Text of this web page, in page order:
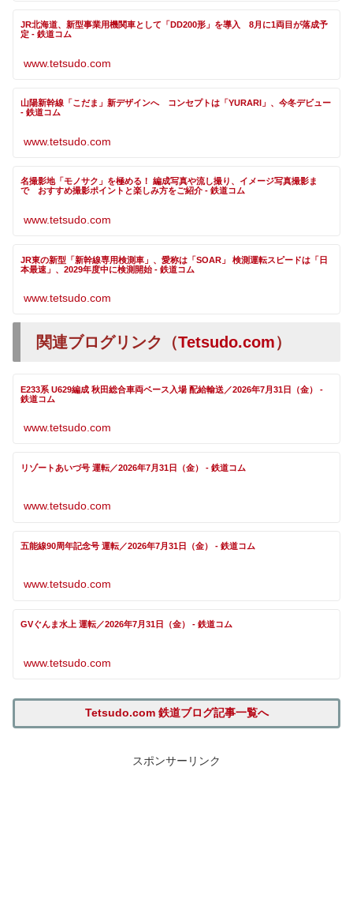
JR北海道、新型事業用機関車として「DD200形」を導入 8月に1両目が落成予
定 - 鉄道コム
www.tetsudo.com
山陽新幹線「こだま」新デザインへ コンセプトは「YURARI」、今冬デビュー
- 鉄道コム
www.tetsudo.com
名撮影地「モノサク」を極める！ 編成写真や流し撮り、イメージ写真撮影ま
で おすすめ撮影ポイントと楽しみ方をご紹介 - 鉄道コム
www.tetsudo.com
JR東の新型「新幹線専用検測車」、愛称は「SOAR」 検測運転スピードは「日
本最速」、2029年度中に検測開始 - 鉄道コム
www.tetsudo.com
関連ブログリンク（Tetsudo.com）
E233系 U629編成 秋田総合車両ベース入場 配給輸送／2026年7月31日（金） -
鉄道コム
www.tetsudo.com
リゾートあいづ号 運転／2026年7月31日（金） - 鉄道コム
www.tetsudo.com
五能線90周年記念号 運転／2026年7月31日（金） - 鉄道コム
www.tetsudo.com
GVぐんま水上 運転／2026年7月31日（金） - 鉄道コム
www.tetsudo.com
Tetsudo.com 鉄道ブログ記事一覧へ
スポンサーリンク